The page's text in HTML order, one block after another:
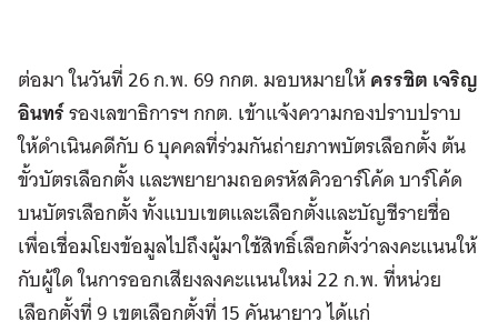
ต่อมา ในวันที่ 26 ก.พ. 69 กกต. มอบหมายให้ครรชิต เจริญ
อินทร์รองเลขาธิการฯ กกต. เข้าแจ้งความกองปราบปราบ
ให้ดำเนินคดีกับ 6 บุคคลที่ร่วมกันถ่ายภาพบัตรเลือกตั้ง ต้น
ขั้วบัตรเลือกตั้ง และพยายามถอดรหัสคิวอาร์โค้ด บาร์โค้ด
บนบัตรเลือกตั้ง ทั้งแบบเขตและเลือกตั้งและบัญชีรายชื่อ
เพื่อเชื่อมโยงข้อมูลไปถึงผู้มาใช้สิทธิ์เลือกตั้งว่าลงคะแนนให้
กับผู้ใด ในการออกเสียงลงคะแนนใหม่ 22 ก.พ. ที่หน่วย
เลือกตั้งที่ 9 เขตเลือกตั้งที่ 15 คันนายาว ได้แก่